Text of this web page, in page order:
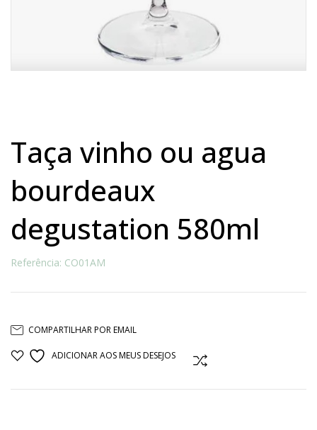
taça vinho ou agua
bourdeaux
degustation 580ml
Referência: CO01AM
COMPARTILHAR POR EMAIL
ADICIONAR AOS MEUS DESEJOS